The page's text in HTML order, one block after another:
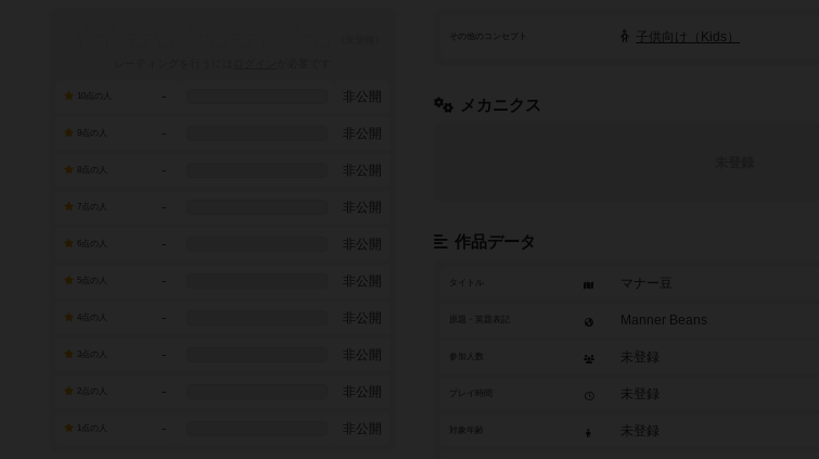
その他のコンセプト 子供向け（Kids）
メカニクス
作品データ
タイトル マナー豆
Manner Beans
参加人数 未登録
未登録
未登録
- 非公開
- 非公開
- 非公開
7点の人 - 非公開
- 非公開
- 非公開
- 非公開
- 非公開
- 非公開
- 非公開